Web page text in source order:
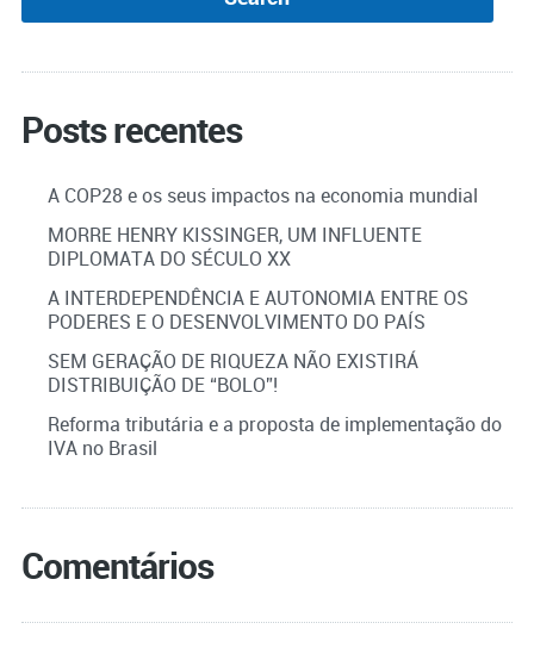
Posts recentes
A COP28 e os seus impactos na economia mundial
MORRE HENRY KISSINGER, UM INFLUENTE
DIPLOMATA DO SÉCULO XX
A INTERDEPENDÊNCIA E AUTONOMIA ENTRE OS
PODERES E O DESENVOLVIMENTO DO PAÍS
SEM GERAÇÃO DE RIQUEZA NÃO EXISTIRÁ
DISTRIBUIÇÃO DE “BOLO”!
Reforma tributária e a proposta de implementação do
IVA no Brasil
Comentários